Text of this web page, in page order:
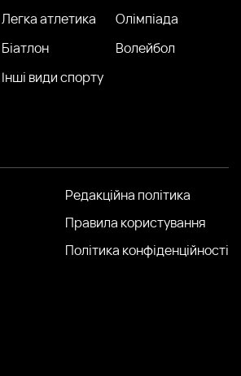
Легка атлетика
Олімпіада
Біатлон
Волейбол
Інші види спорту
Редакційна політика
Правила користування
Політика конфіденційності